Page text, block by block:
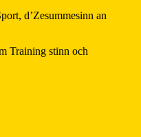
d’Zesummesinn an
Training stinn och